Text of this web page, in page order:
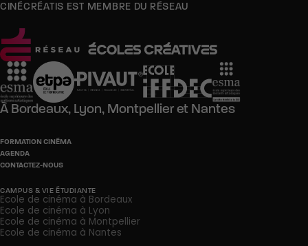
CINÉCRÉATIS EST MEMBRE DU RÉSEAU
À Bordeaux, Lyon, Montpellieret Nantes
FORMATION CINÉMA
AGENDA
CONTACTEZ-NOUS
CAMPUS & VIE ÉTUDIANTE
Ecole de cinéma à Bordeaux
Ecole de cinéma à Lyon
Ecole de cinéma à Montpellier
Ecole de cinéma à Nantes